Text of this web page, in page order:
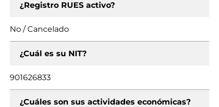
¿Registro RUES activo?
No / Cancelado
¿Cuál es su NIT?
901626833
¿Cuáles son sus actividades económicas?